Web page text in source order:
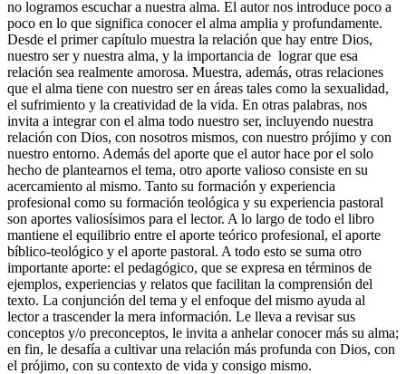
no logramos escuchar a nuestra alma. El autor nos introduce poco a
poco en lo que significa conocer el alma amplia y profundamente.
Desde el primer capítulo muestra la relación que hay entre Dios,
nuestro ser y nuestra alma, y la importancia de lograr que esa
relación sea realmente amorosa. Muestra, además, otras relaciones
que el alma tiene con nuestro ser en áreas tales como la sexualidad,
el sufrimiento y la creatividad de la vida. En otras palabras, nos
invita a integrar con el alma todo nuestro ser, incluyendo nuestra
relación con Dios, con nosotros mismos, con nuestro prójimo y con
nuestro entorno. Además del aporte que el autor hace por el solo
hecho de plantearnos el tema, otro aporte valioso consiste en su
acercamiento al mismo. Tanto su formación y experiencia
profesional como su formación teológica y su experiencia pastoral
son aportes valiosísimos para el lector. A lo largo de todo el libro
mantiene el equilibrio entre el aporte teórico profesional, el aporte
bíblico-teológico y el aporte pastoral. A todo esto se suma otro
importante aporte: el pedagógico, que se expresa en términos de
ejemplos, experiencias y relatos que facilitan la comprensión del
texto. La conjunción del tema y el enfoque del mismo ayuda al
lector a trascender la mera información. Le lleva a revisar sus
conceptos y/o preconceptos, le invita a anhelar conocer más su alma;
en fin, le desafía a cultivar una relación más profunda con Dios, con
el prójimo, con su contexto de vida y consigo mismo.